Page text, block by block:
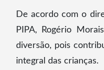
De acordo com o
PIPA, Rogério
diversão, pois
integral das crianças.